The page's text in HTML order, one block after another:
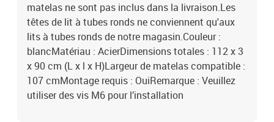
matelas ne sont pas inclus dans la livraison.Les
têtes de lit à tubes ronds ne conviennent qu'aux
lits à tubes ronds de notre magasin.Couleur :
blancMatériau : AcierDimensions totales : 112 x 3
x 90 cm (L x l x H)Largeur de matelas compatible :
107 cmMontage requis : OuiRemarque : Veuillez
utiliser des vis M6 pour l’installation